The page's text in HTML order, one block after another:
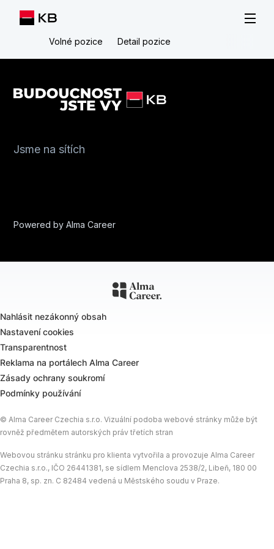
Volné pozice Detail pozice
Jsme na sítích
Powered byAlma Career
Nahlásit nezákonný obsah
Nastavení cookies
Transparentnost
Reklama na portálech Alma Career
Zásady ochrany soukromí
Podmínky používání
© Alma Career Czechia s.r.o. Vizuální podoba webové stránky může být
rovněž předmětem autorských práv třetích stran
Webovou stránku stránku pro klienta vytvořila a provozuje Alma Career
Czechia s.r.o., IČO 26441381, se sídlem Menclova 2538/2, Libeň, 180 00
Praha 8, sp. zn. C 82484 vedená u Městského soudu v Praze.